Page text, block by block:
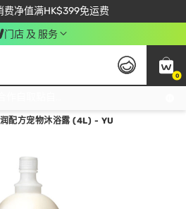
费净值满HK$399免运费
易赏钱会员尽享独家优惠
满$450 输入 NEWAPP 即减$50
门店 及 服务
0
配方宠物沐浴露 (4L) - YU